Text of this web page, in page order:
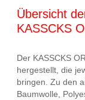
Übersicht
KASSCKS
Der KASSCKS
hergestellt, die
bringen. Zu den
Baumwolle,